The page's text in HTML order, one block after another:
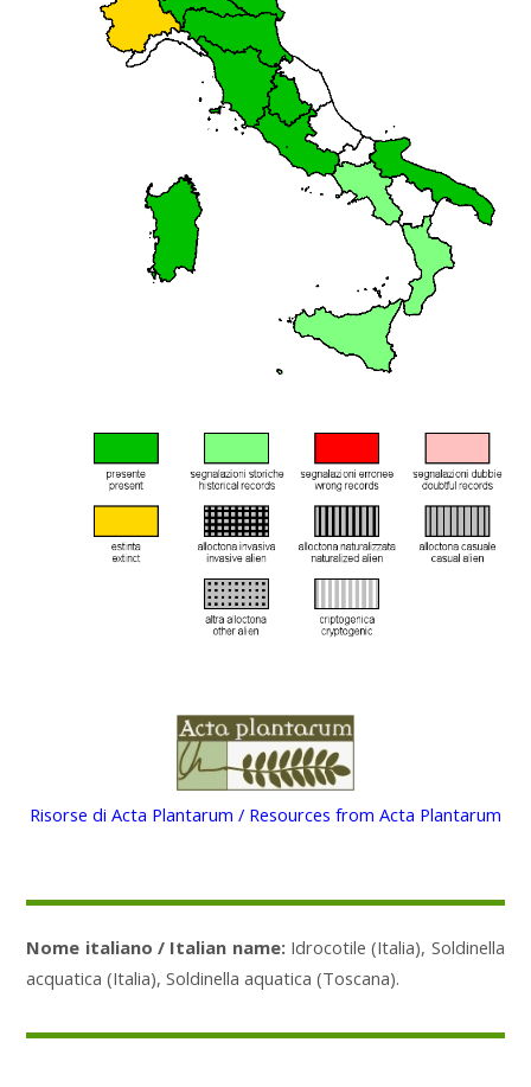
Risorse di Acta Plantarum / Resources from Acta Plantarum
Nome italiano / Italian name: Idrocotile (Italia), Soldinella
acquatica (Italia), Soldinella aquatica (Toscana).